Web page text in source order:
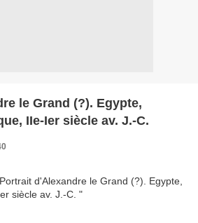
le Grand (?). Egypte,
IIe-Ier siècle av. J.-C.